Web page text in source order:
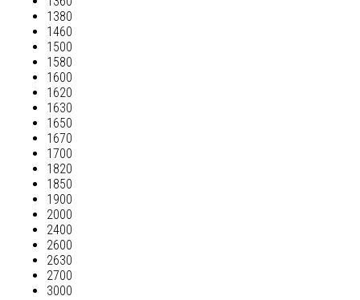
1380
1460
1500
1580
1600
1620
1630
1650
1670
1700
1820
1850
1900
2000
2400
2600
2630
2700
3000